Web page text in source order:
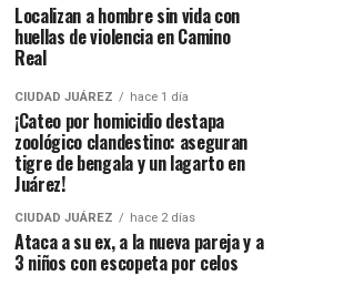
Localizan a hombre sin vida con
huellas de violencia en Camino
Real
CIUDAD JUÁREZ hace 1 día
¡Cateo por homicidio destapa
zoológico clandestino: aseguran
tigre de bengala y un lagarto en
Juárez!
CIUDAD JUÁREZ hace 2 días
Ataca a su ex, a la nueva pareja y a
3 niños con escopeta por celos